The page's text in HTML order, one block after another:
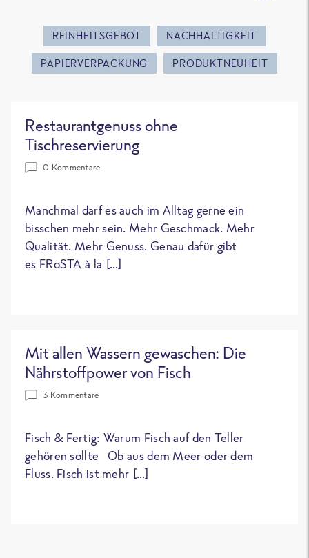
REINHEITSGEBOT NACHHALTIGKEIT
PAPIERVERPACKUNG PRODUKTNEUHEIT
Restaurantgenuss ohne
Tischreservierung
0 Kommentare
Manchmal darf es auch im Alltag gerne ein
bisschen mehr sein. Mehr Geschmack. Mehr
Qualität. Mehr Genuss. Genau dafür gibt
es FRoSTA à la […]
Mit allen Wassern gewaschen: Die
Nährstoffpower von Fisch
3 Kommentare
Fisch & Fertig: Warum Fisch auf den Teller
gehören sollte Ob aus dem Meer oder dem
Fluss. Fisch ist mehr […]